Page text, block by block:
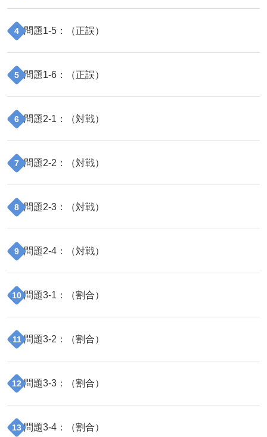
4 問題1-5 ：（正誤）
5 問題1-6 ：（正誤）
6 問題2-1 ：（対戦）
7 問題2-2 ：（対戦）
8 問題2-3 ：（対戦）
9 問題2-4 ：（対戦）
10 問題3-1 ：（割合）
11 問題3-2 ：（割合）
12 問題3-3 ：（割合）
13 問題3-4 ：（割合）